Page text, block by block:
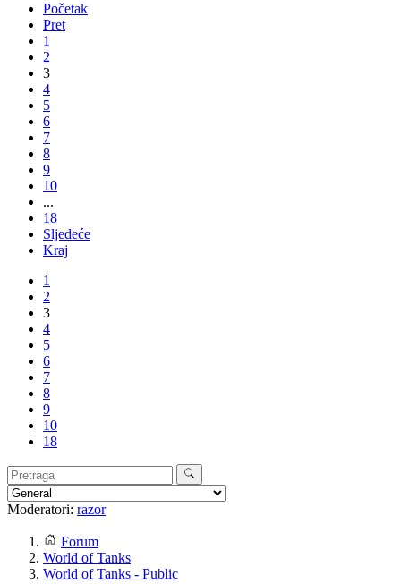
Početak
Pret
1
2
3
4
5
6
7
8
9
10
...
18
Sljedeće
Kraj
1
2
3
4
5
6
7
8
9
10
18
Moderatori: razor
Forum
World of Tanks
World of Tanks - Public